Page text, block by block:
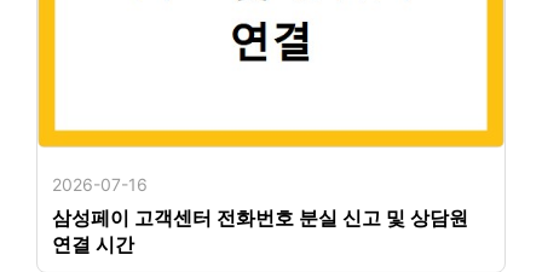
2026-07-16
삼성페이 고객센터 전화번호 분실 신고 및 상담원
연결 시간